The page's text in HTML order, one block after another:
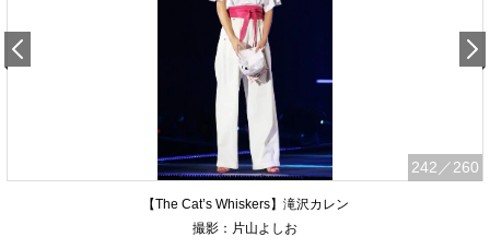
242 ／260
【The Cat’s Whiskers】滝沢カレン
撮影：片山よしお